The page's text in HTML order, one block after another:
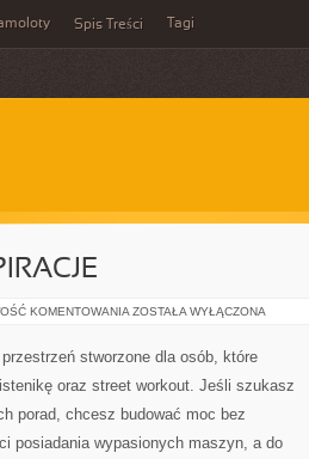
Spis Treści Tagi
KOMENTOWANIA HISTORIE
INSPIRACJE
ZOSTAŁA WYŁĄCZONA
stworzone dla osób, które
oraz street workout. Jeśli szukasz
porad, chcesz budować moc bez
posiadania wypasionych maszyn, a do